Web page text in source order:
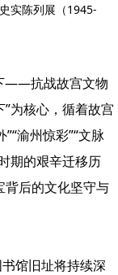
实陈列展（1945-
——抗战故宫文物
为核心，循着故宫
渝州惊彩”“文脉
期的艰辛迁移历
背后的文化坚守与
馆旧址将持续深